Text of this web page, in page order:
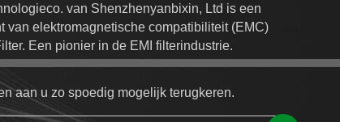
van Shenzhenyanbixin, Ltd is een
van elektromagnetische compatibiliteit (EMC)
Een pionier in de EMI filterindustrie.
aan u zo spoedig mogelijk terugkeren.